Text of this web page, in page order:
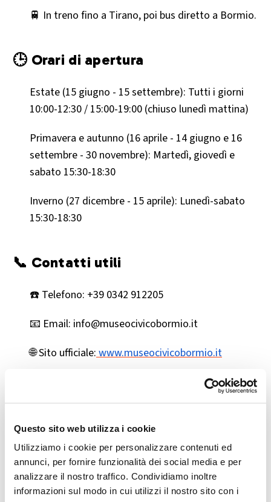
Questo sito web utilizza i cookie
Utilizziamo i cookie per personalizzare contenuti ed
annunci, per fornire funzionalità dei social media e per
analizzare il nostro traffico. Condividiamo inoltre
informazioni sul modo in cui utilizzi il nostro sito con i
🚆 In treno fino a Tirano, poi bus diretto a Bormio.
🕒 Orari di apertura
Estate (15 giugno - 15 settembre): Tutti i giorni
10:00-12:30 / 15:00-19:00 (chiuso lunedì mattina)
Primavera e autunno (16 aprile - 14 giugno e 16
settembre - 30 novembre): Martedì, giovedì e
sabato 15:30-18:30
Inverno (27 dicembre - 15 aprile): Lunedì-sabato
15:30-18:30
📞 Contatti utili
☎️ Telefono: +39 0342 912205
📧 Email: info@museocivicobormio.it
🌐 Sito ufficiale: www.museocivicobormio.it
Il Museo Civico di Bormio è la meta ideale per:
Appassionati di arte alpina e storia locale
Famiglie e scolaresche in visita culturale